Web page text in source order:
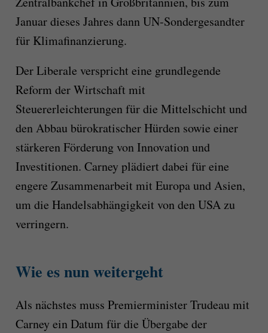
Januar dieses Jahres dann UN-Sondergesandter
für Klimafinanzierung.
Der Liberale verspricht eine grundlegende
Reform der Wirtschaft mit
Steuererleichterungen für die Mittelschicht und
den Abbau bürokratischer Hürden sowie einer
stärkeren Förderung von Innovation und
Investitionen. Carney plädiert dabei für eine
engere Zusammenarbeit mit Europa und Asien,
um die Handelsabhängigkeit von den USA zu
verringern.
Wie es nun weitergeht
Als nächstes muss Premierminister Trudeau mit
Carney ein Datum für die Übergabe der